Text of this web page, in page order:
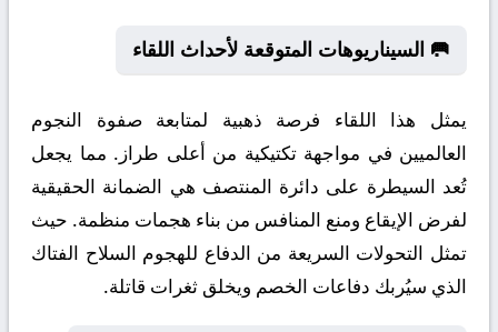
🥅 السيناريوهات المتوقعة لأحداث اللقاء
يمثل هذا اللقاء فرصة ذهبية لمتابعة صفوة النجوم
العالميين في مواجهة تكتيكية من أعلى طراز. مما يجعل
تُعد السيطرة على دائرة المنتصف هي الضمانة الحقيقية
لفرض الإيقاع ومنع المنافس من بناء هجمات منظمة. حيث
تمثل التحولات السريعة من الدفاع للهجوم السلاح الفتاك
الذي سيُربك دفاعات الخصم ويخلق ثغرات قاتلة.